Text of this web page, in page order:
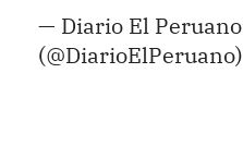
— Diario El Peruano
(@DiarioElPeruano)